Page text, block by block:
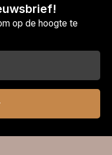
op de hoogte te